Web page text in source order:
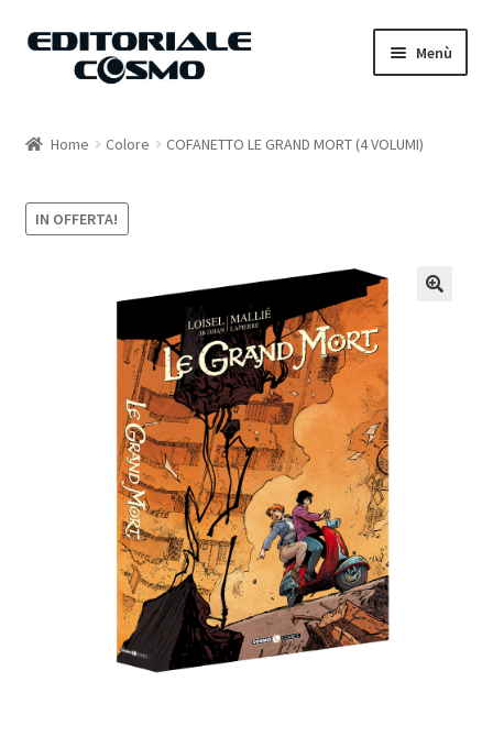
Vai
Vai
Menù
Carrello
Home Colore COFANETTO LE GRAND MORT (4 VOLUMI)
IN OFFERTA!